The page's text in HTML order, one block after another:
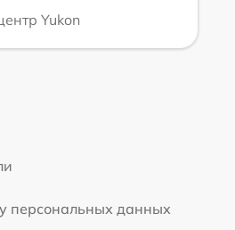
Yukon
персональных данных